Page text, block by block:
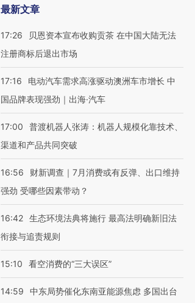
最新文章
17:26
贝恩资本宣布收购贡茶 在中国大陆无法
注册商标后退出市场
17:16
电动汽车需求高涨驱动澳洲车市增长 中
国品牌表现强劲｜出海·汽车
17:00
普渡机器人张涛：机器人规模化靠技术、
渠道和产品共同突破
16:56
财新调查｜7月消费或有反弹、出口维持
强劲 受哪些因素带动？
16:42 生态环境法典将施行 最高法明确新旧法
衔接与追责规则
15:10 看空消费的“三大误区”
14:59
中东局势催化东南亚能源焦虑 多国出台